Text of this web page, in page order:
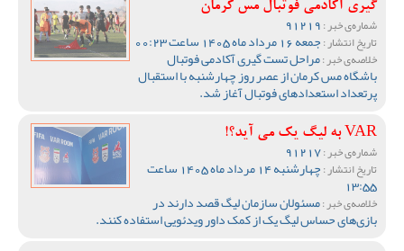
گیری آکادمی فوتبال مس کرمان
شماره‌ی خبر :
تاریخ انتشار :جمعه 16 مرداد ماه 1405 ساعت 00:23
خلاصه‌ی خبر :مراحل تست گیری آکادمی فوتبال
باشگاه مس کرمان از عصر روز چهارشنبه با استقبال
پرتعداد استعدادهای فوتبال آغاز شد.
VAR به لیگ یک می آید؟!
شماره‌ی خبر :
تاریخ انتشار : چهارشنبه 14 مرداد ماه 1405 ساعت
13:55
خلاصه‌ی خبر :مسئولان سازمان لیگ قصد دارند در
بازی‌های حساس لیگ یک از کمک داور ویدئویی استفاده کنند.